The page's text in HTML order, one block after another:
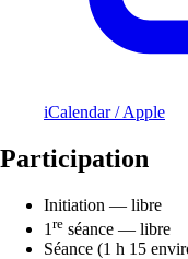
iCalendar / Apple
Participation
Initiation — libre
1 re séance — libre
Séance (1 h 15